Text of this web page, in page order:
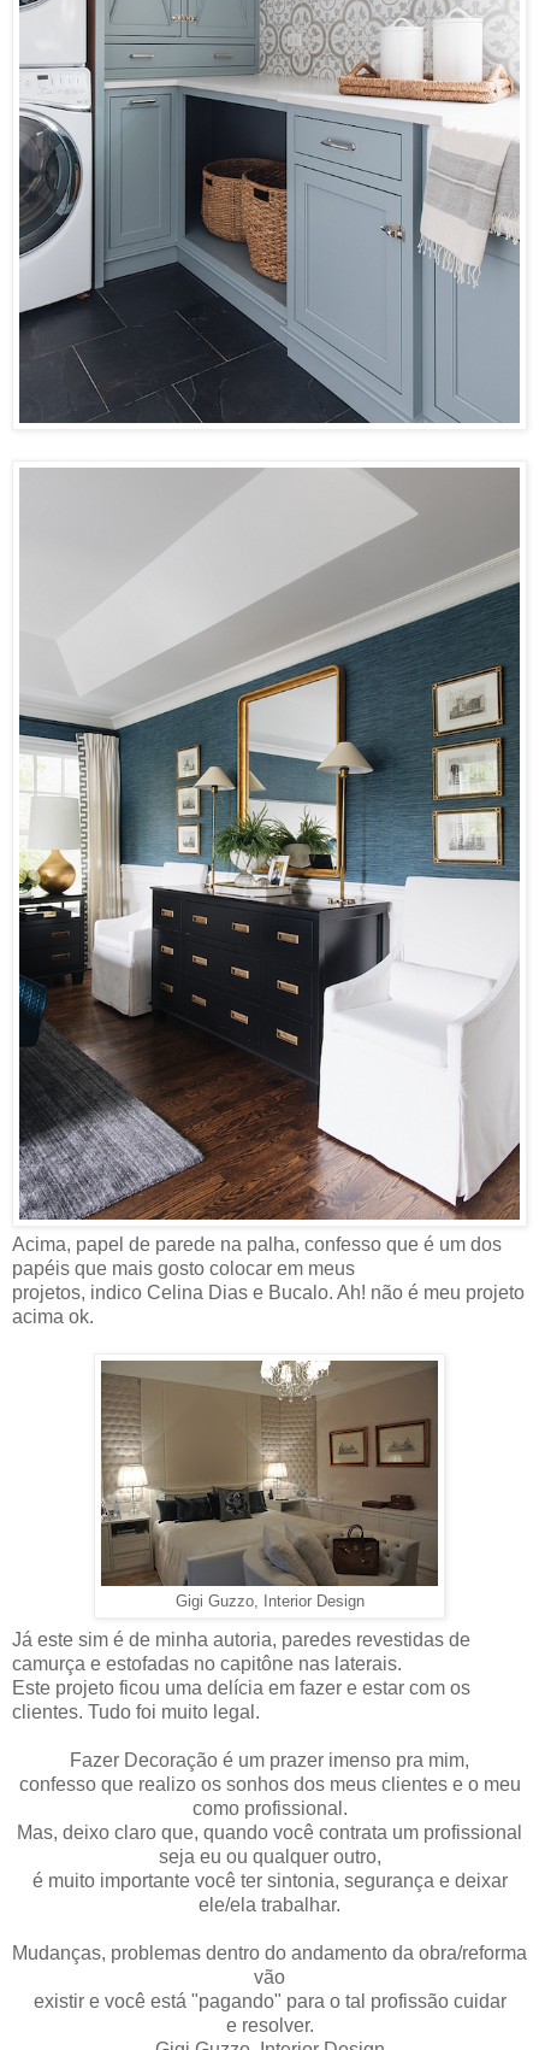
Acima, papel de parede na palha, confesso que é um dos
papéis que mais gosto colocar em meus
projetos, indico Celina Dias e Bucalo. Ah! não é meu projeto
acima ok.
Gigi Guzzo, Interior Design
Já este sim é de minha autoria, paredes revestidas de
camurça e estofadas no capitône nas laterais.
Este projeto ficou uma delícia em fazer e estar com os
clientes. Tudo foi muito legal.
Fazer Decoração é um prazer imenso pra mim,
confesso que realizo os sonhos dos meus clientes e o meu
como profissional.
Mas, deixo claro que, quando você contrata um profissional
seja eu ou qualquer outro,
é muito importante você ter sintonia, segurança e deixar
ele/ela trabalhar.
Mudanças, problemas dentro do andamento da obra/reforma
vão
existir e você está "pagando" para o tal profissão cuidar
e resolver.